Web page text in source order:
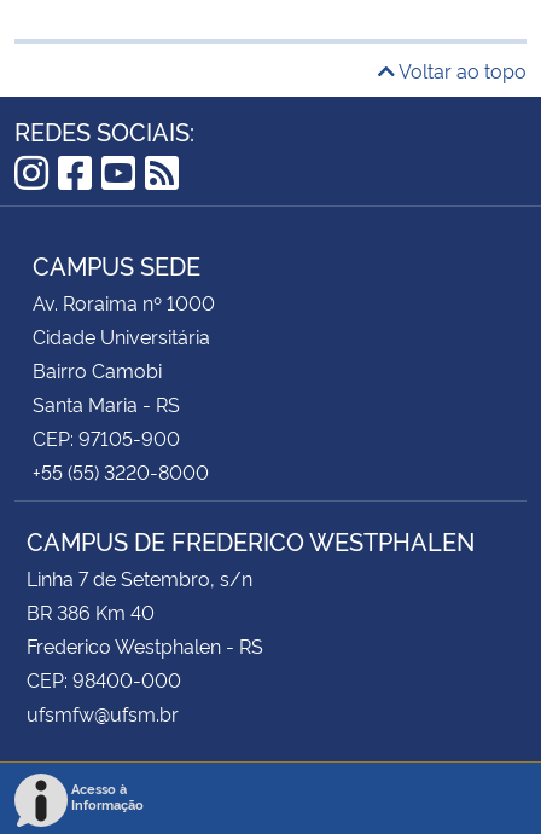
Voltar ao topo
REDES SOCIAIS:
Instagram
Facebook
YouTube
RSS
CAMPUS SEDE
Av. Roraima nº 1000
Cidade Universitária
Bairro Camobi
Santa Maria - RS
CEP: 97105-900
+55 (55) 3220-8000
CAMPUS DE FREDERICO WESTPHALEN
Linha 7 de Setembro, s/n
BR 386 Km 40
Frederico Westphalen - RS
CEP: 98400-000
ufsmfw@ufsm.br
Acesso à
Informação